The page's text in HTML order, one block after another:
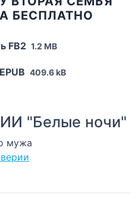
БЕСПЛАТНО
FB2 1.2 MB
409.6 kB
"Белые ночи"
мужа